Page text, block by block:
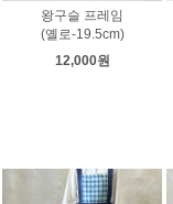
왕구슬 프레임
(옐로-19.5cm)
12,000원